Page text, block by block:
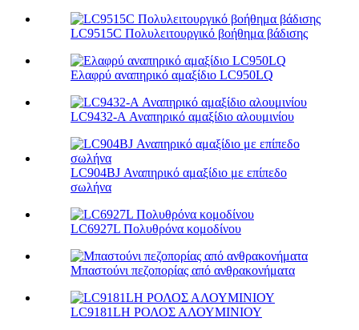
LC9515C Πολυλειτουργικό βοήθημα βάδισης
Ελαφρύ αναπηρικό αμαξίδιο LC950LQ
LC9432-A Αναπηρικό αμαξίδιο αλουμινίου
LC904BJ Αναπηρικό αμαξίδιο με επίπεδο
σωλήνα
LC6927L Πολυθρόνα κομοδίνου
Μπαστούνι πεζοπορίας από ανθρακονήματα
LC9181LH ΡΟΛΟΣ ΑΛΟΥΜΙΝΙΟΥ